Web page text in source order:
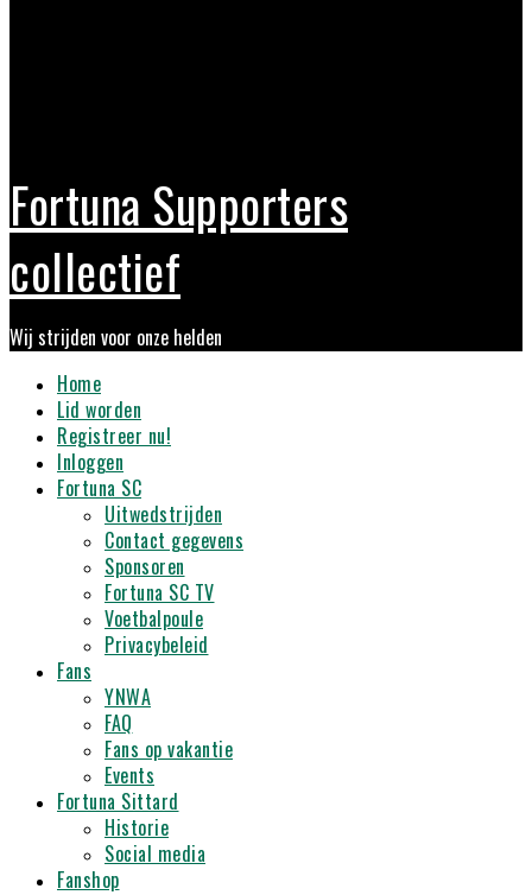
Fortuna Supporters
collectief
Wij strijden voor onze helden
Primary
Menu
Home
Lid worden
Registreer nu!
Inloggen
Fortuna SC
Uitwedstrijden
Contact gegevens
Sponsoren
Fortuna SC TV
Voetbalpoule
Privacybeleid
Fans
YNWA
FAQ
Fans op vakantie
Events
Fortuna Sittard
Historie
Social media
Fanshop